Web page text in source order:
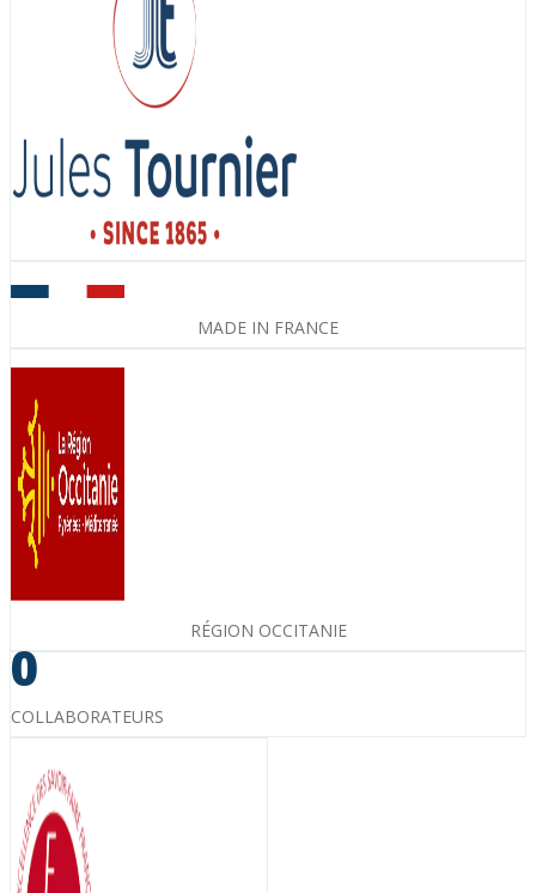
MADE IN FRANCE
RÉGION OCCITANIE
0
COLLABORATEURS